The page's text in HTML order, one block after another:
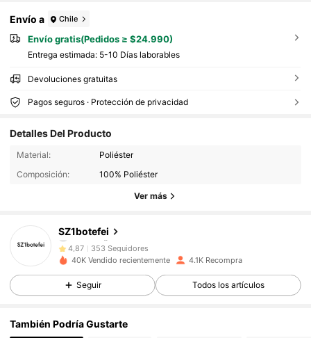
Envío a Chile
Envío gratis(Pedidos ≥ $24.990)
Entrega estimada: 5-10 Días laborables
Devoluciones gratuitas
Pagos seguros · Protección de privacidad
Detalles Del Producto
Material:
Poliéster
Composición:
100% Poliéster
Ver más
SZ1botefei
4,87 353 Seguidores
353 Seguidores
4,87 353 Seguidores
353 Seguidores
4,87 353 Seguidores
353 Seguidores
40K Vendido recientemente 4.1K Recompra
Seguir Todos los artículos
También Podría Gustarte